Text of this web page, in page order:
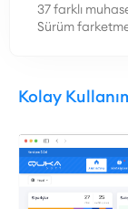
37 farklı
Sürüm
Kolay